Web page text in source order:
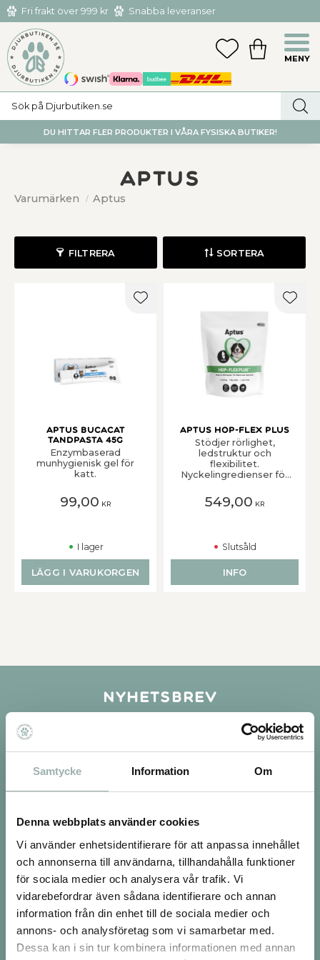
Samtycke Information Om
Denna webbplats använder cookies
Vi använder enhetsidentifierare för att anpassa innehållet
och annonserna till användarna, tillhandahålla funktioner
för sociala medier och analysera vår trafik. Vi
vidarebefordrar även sådana identifierare och annan
information från din enhet till de sociala medier och
annons- och analysföretag som vi samarbetar med.
Dessa kan i sin tur kombinera informationen med annan
Meny
Fri frakt över 999 kr
Snabba leveranser
Hämta och returnera i butiken i Tumba eller Huddinge C
FAVORITER
KUNDVAGN
DU HITTAR FLER PRODUKTER I VÅRA FYSISKA BUTIKER!
Aptus
Varumärken Aptus
FILTRERA SORTERA
Aptus Bucacat
Tandpasta 45g
Enzymbaserad
munhygienisk gel för
katt.
99,00 KR
Lägg till i favoriter
I lager
LÄGG I VARUKORGEN
Aptus Hop-Flex Plus
Stödjer rörlighet,
ledstruktur och
flexibilitet.
Nyckelingredienser för
med kycklingsmak.
Ledtillskott
549,00 KR
Slutsåld
INFO
Nyhetsbrev
PRENUMERERA
Dina personuppgifter behandlas i enlighet med vårintegritetspolicy.
Om oss
Vi finns både på webben och med en 250kvm
stor fysisk butik i Tumba och nu även en ny butik i
Huddinge Centrum.
Vi är en fristående och privatägd djurbutik med hjärtat
på rätt plats. När du väljer att handla av oss stöttar du
ett svenskt företag. Vi är tacksamma för varenda en